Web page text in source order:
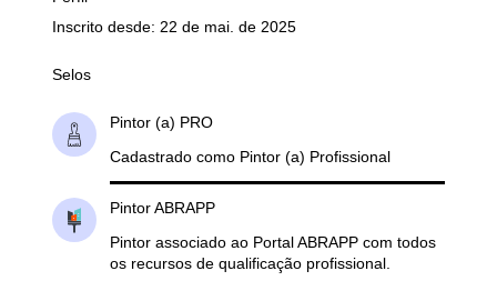
Inscrito desde: 22 de mai. de 2025
Selos
Pintor (a) PRO
Cadastrado como Pintor (a) Profissional
Pintor ABRAPP
Pintor associado ao Portal ABRAPP com todos
os recursos de qualificação profissional.